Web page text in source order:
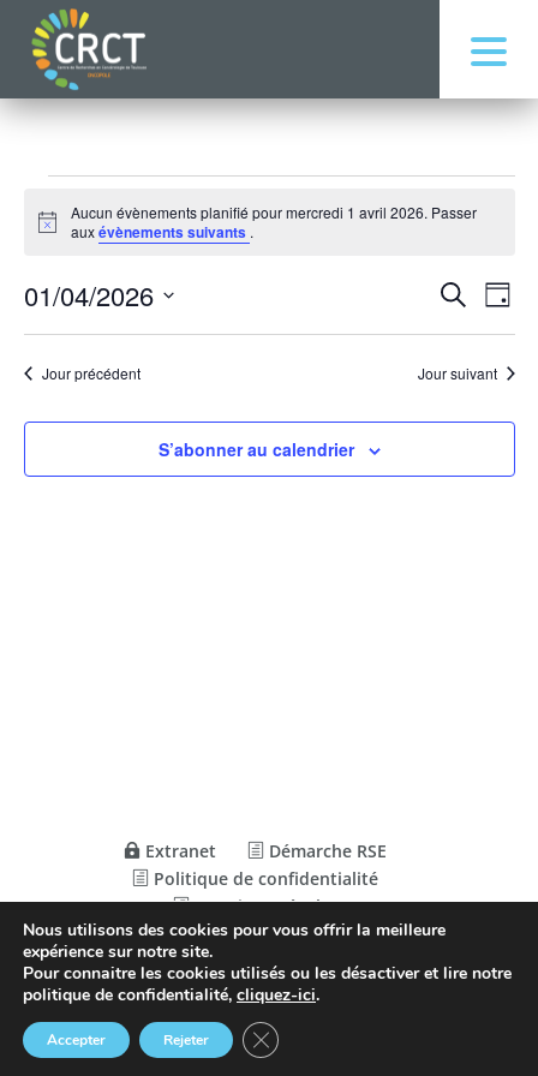
Le CRCT TUTELLES & RECRUTEMENT Annuaire
Évènements
for
1
avril
2026
Notice
Aucun évènements planifié pour mercredi 1 avril 2026. Passer
auxévènements suivants .
et
de
vues
Recherche
de
Jour
01/04/2026
date.Jour précédent Jour suivant
S’abonner au calendrier
Extranet
Démarche RSE
Politique de confidentialité
Mentions Légales
© ConceptionAgence CosiWeb
Nous utilisons des cookies pour vous offrir la meilleure
expérience sur notre site.
Pour connaitre les cookies utilisés ou les désactiver et lire notre
politique de confidentialité, cliquez-ici.
Accepter Rejeter Fermer la bannière des cookies